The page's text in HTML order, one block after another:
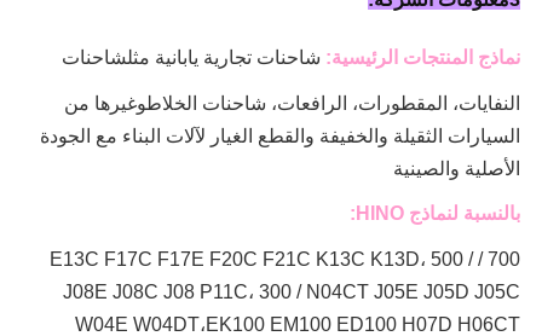
نماذج المنتجات الرئيسية: شاحنات تجارية يابانية مثلشاحنات
النفايات، المقطورات، الرافعات، شاحنات الخلاطوغيرها من
السيارات الثقيلة والخفيفة والقطع الغيار لآلات البناء مع الجودة
الأصلية والصينية
بالنسبة لنماذج HINO:
700 / E13C F17C F17E F20C F21C K13C K13D، 500 /
J08E J08C J08 P11C، 300 / N04CT J05E J05D J05C
W04E W04DT،EK100 EM100 ED100 H07D H06CT